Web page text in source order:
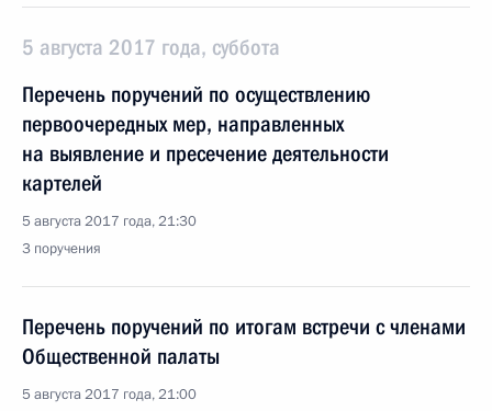
5 августа 2017 года, суббота
Перечень поручений по осуществлению
первоочередных мер, направленных
на выявление и пресечение деятельности
картелей
5 августа 2017 года, 21:30
3 поручения
Перечень поручений по итогам встречи с членами
Общественной палаты
5 августа 2017 года, 21:00